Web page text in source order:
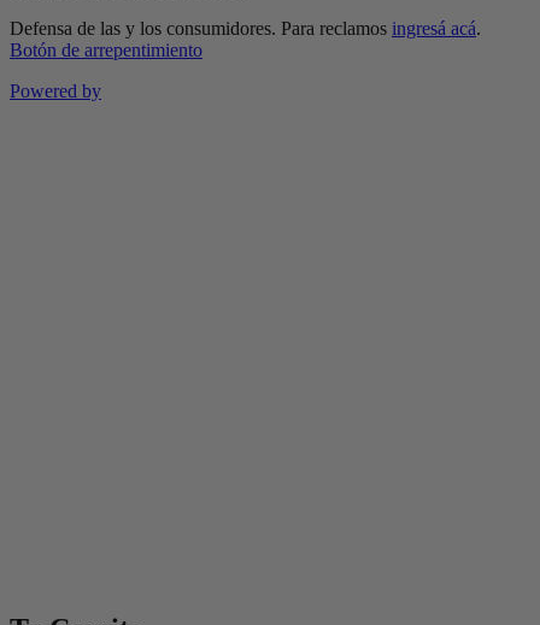
Defensa de las y los consumidores. Para reclamos ingresá acá.
Botón de arrepentimiento
Powered by